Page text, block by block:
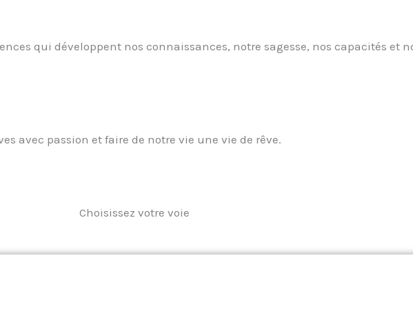
qui développent nos connaissances, notre sagesse, nos capacités et
avec passion et faire de notre vie une vie de rêve.
Choisissez votre voie